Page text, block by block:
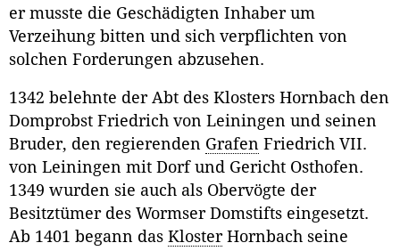
er musste die Geschädigten Inhaber um
Verzeihung bitten und sich verpflichten von
solchen Forderungen abzusehen.
1342 belehnte der Abt des Klosters Hornbach den
Domprobst Friedrich von Leiningen und seinen
Bruder, den regierenden Grafen Friedrich VII.
von Leiningen mit Dorf und Gericht Osthofen.
1349 wurden sie auch als Obervögte der
Besitztümer des Wormser Domstifts eingesetzt.
Ab 1401 begann das KlosterHornbach seine